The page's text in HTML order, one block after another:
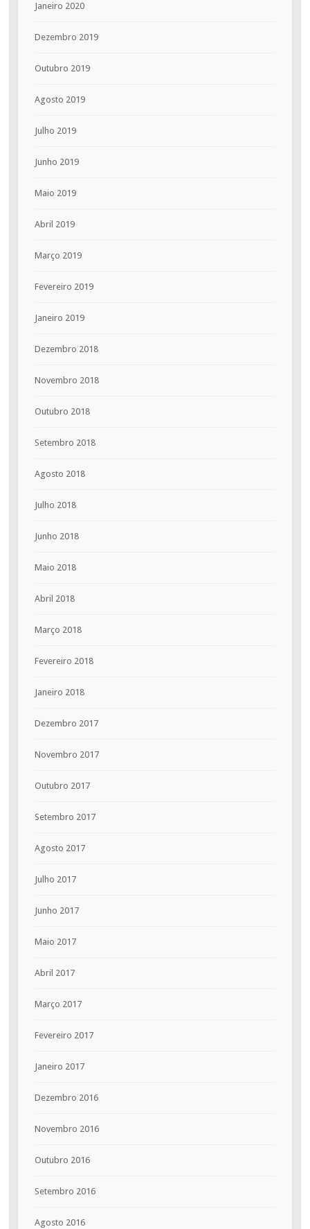
Janeiro 2020
Dezembro 2019
Outubro 2019
Agosto 2019
Julho 2019
Junho 2019
Maio 2019
Abril 2019
Março 2019
Fevereiro 2019
Janeiro 2019
Dezembro 2018
Novembro 2018
Outubro 2018
Setembro 2018
Agosto 2018
Julho 2018
Junho 2018
Maio 2018
Abril 2018
Março 2018
Fevereiro 2018
Janeiro 2018
Dezembro 2017
Novembro 2017
Outubro 2017
Setembro 2017
Agosto 2017
Julho 2017
Junho 2017
Maio 2017
Abril 2017
Março 2017
Fevereiro 2017
Janeiro 2017
Dezembro 2016
Novembro 2016
Outubro 2016
Setembro 2016
Agosto 2016